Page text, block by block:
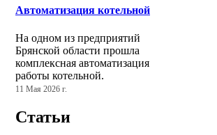
Автоматизация котельной
На одном из предприятий
Брянской области прошла
комплексная автоматизация
работы котельной.
11 Мая 2026 г.
Статьи